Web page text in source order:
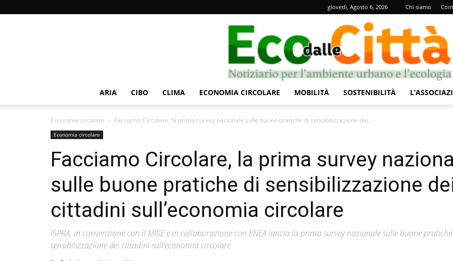
giovedì, Agosto 6, 2026 Chi siamo
dalle
ARIA CIBO CLIMA ECONOMIA CIRCOLARE MOBILITÀ SOSTENIBILITÀ
Economia circolare Facciamo Circolare, la prima survey nazionale sulle buone pratiche di sensibilizzazione dei...
Economia circolare
Facciamo Circolare, la prima survey
sulle buone pratiche di sensibilizzazione
cittadini sull’economia circolare
ISPRA, in convenzione con il MISE e in collaborazione con ENEA lancia la prima survey nazionale sulle buone
sensibilizzazione dei cittadini sull’economia circolare